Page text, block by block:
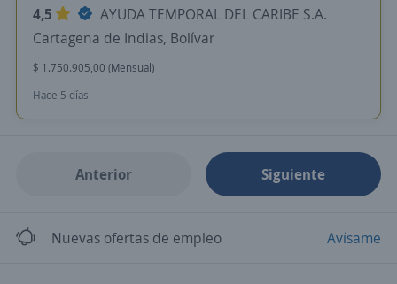
4,5
AYUDA TEMPORAL DEL CARIBE S.A.
Cartagena de Indias, Bolívar
$ 1.750.905,00 (Mensual)
Hace 5 días
Anterior Siguiente
Nuevas ofertas de empleo Avísame